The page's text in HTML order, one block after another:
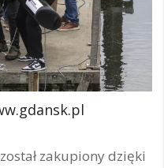
zakupiony dzięki